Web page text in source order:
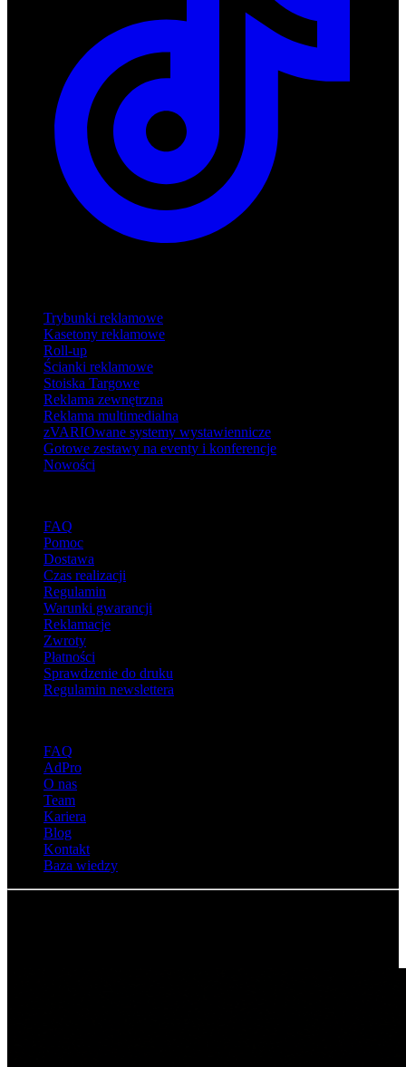
Trybunki reklamowe
Kasetony reklamowe
Roll-up
Ścianki reklamowe
Stoiska Targowe
Reklama zewnętrzna
Reklama multimedialna
zVARIOwane systemy wystawiennicze
Gotowe zestawy na eventy i konferencje
Nowości
FAQ
Pomoc
Dostawa
Czas realizacji
Regulamin
Warunki gwarancji
Reklamacje
Zwroty
Płatności
Sprawdzenie do druku
Regulamin newslettera
FAQ
AdPro
O nas
Team
Kariera
Blog
Kontakt
Baza wiedzy